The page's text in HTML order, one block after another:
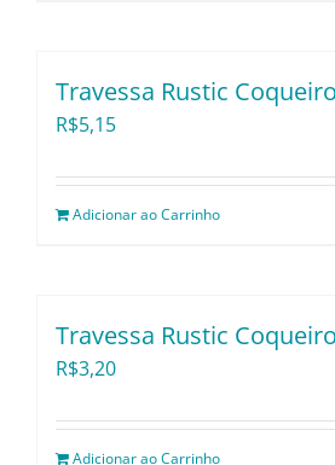
Travessa Rustic
R$5,15
Adicionar ao Carrinho
Travessa Rustic
R$3,20
Adicionar ao Carrinho